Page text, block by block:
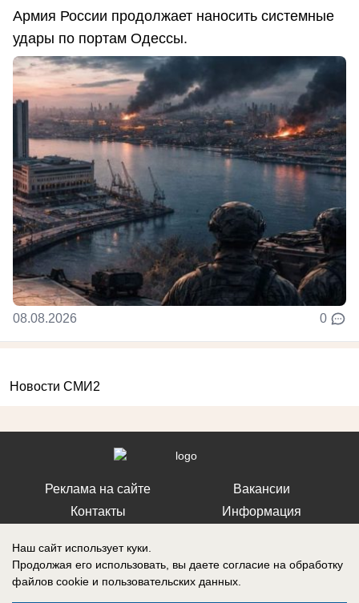
Армия России продолжает наносить системные
удары по портам Одессы.
08.08.2026 0
Новости СМИ2
Реклама на сайте
Контакты
Вакансии
Информация
Наш сайт использует куки.
Продолжая его использовать, вы даете согласие на обработку
файлов cookie и пользовательских данных.